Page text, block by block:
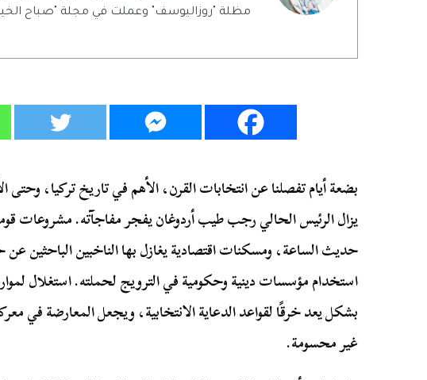
مظلة "روزاليوسف" وعملت في مجلة "صباح
بضعة أيام تفصلنا عن انتخابات القرن، الأهم في تاريخ تركيا، وحتى
يزال الرئيس الحالي رجب طيب أردوغان يفجر مفاجآته. مشروعات
حديث الساعة، ومسكنات اقتصادية يغازل بها الناخبين الباحثين
استخدام مؤسسات دينية وحكومية في الترويج لحملته. استغلال
بشكل يعد خرقًا لقواعد الدعاية الانتخابية، ويجعل المعارضة في
غير محسومة.